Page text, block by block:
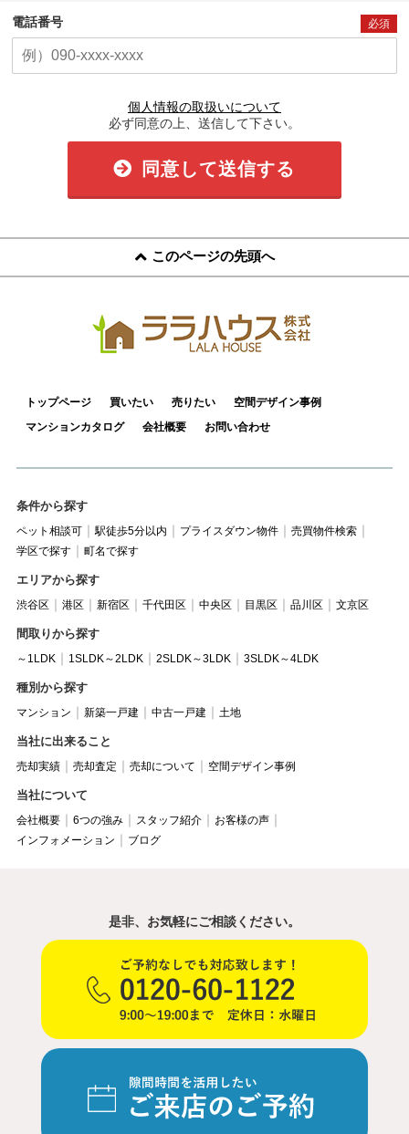
電話番号 必須
個人情報の取扱いについて
必ず同意の上、送信して下さい。
同意して送信する
このページの先頭へ
トップページ 買いたい 売りたい
空間デザイン事例
マンションカタログ
会社概要 お問い合わせ
条件から探す
ペット相談可 駅徒歩5分以内 プライスダウン物件
売買物件検索
学区で探す
町名で探す
エリアから探す
渋谷区 港区 新宿区 千代田区 中央区 目黒区 品川区 文京区
間取りから探す
～1LDK 1SLDK～2LDK 2SLDK～3LDK 3SLDK～4LDK
種別から探す
マンション 新築一戸建 中古一戸建 土地
当社に出来ること
売却実績 売却査定 売却について 空間デザイン事例
当社について
会社概要 6つの強み スタッフ紹介
お客様の声
インフォメーション
ブログ
是非、お気軽にご相談ください。